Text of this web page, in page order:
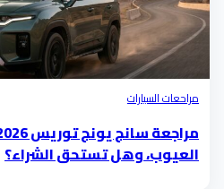
مراحعات السيارات
العيوب، وهل تستحق الشراء؟